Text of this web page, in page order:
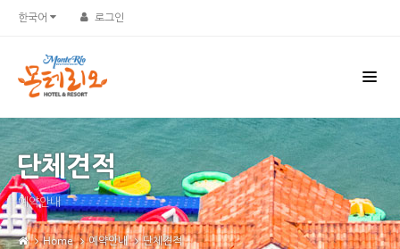
한국어 로그인
단체견적
예약안내
Home 예약안내 단체견적
Sketchbook5, 스케치북5